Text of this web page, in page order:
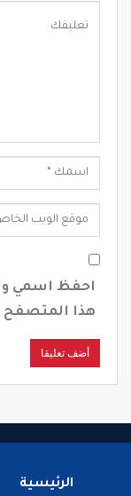
احفظ اسمي
هذا المتصفح
الرئيسية